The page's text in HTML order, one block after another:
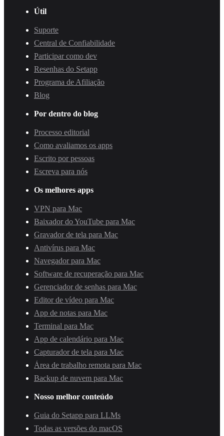
Útil
Suporte
Central de Confiabilidade
Participar como dev
Resenhas do Setapp
Programa de Afiliação
Blog
Por dentro do blog
Processo editorial
Como avaliamos os apps
Escrito por pessoas
Escreva para nós
Os melhores apps
VPN para Mac
Baixador do YouTube para Mac
Gravador de tela para Mac
Antivírus para Mac
Navegador para Mac
Software de recuperação para Mac
Gerenciador de senhas para Mac
Editor de vídeo para Mac
App de notas para Mac
Terminal para Mac
App de calendário para Mac
Capturador de tela para Mac
Área de trabalho remota para Mac
Backup de nuvem para Mac
Nosso melhor conteúdo
Guia do Setapp para LLMs
Todas as versões do macOS